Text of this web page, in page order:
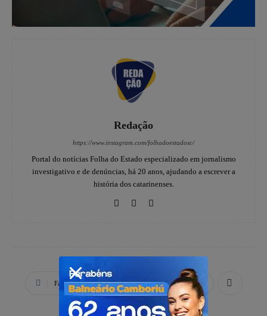
Redação
https://www.instagram.com/folhadoestadosc/
Portal do notícias Folha do Estado especializado em jornalismo
investigativo e de denúncias, há 20 anos, ajudando a escrever a
história dos catarinenses.
Facebook X WhatsApp